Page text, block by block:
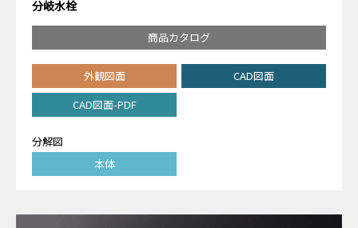
分岐水栓
商品カタログ
外観図面
CAD図面
CAD図面-PDF
分解図
本体